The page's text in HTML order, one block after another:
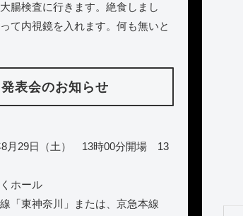
腸検査に行きます。絶食しまし
て内視鏡を入れます。何も無いと
発表会のお知らせ
8月29日（土） 13時00分開場 13
ホール
線「東神奈川」または、京急本線